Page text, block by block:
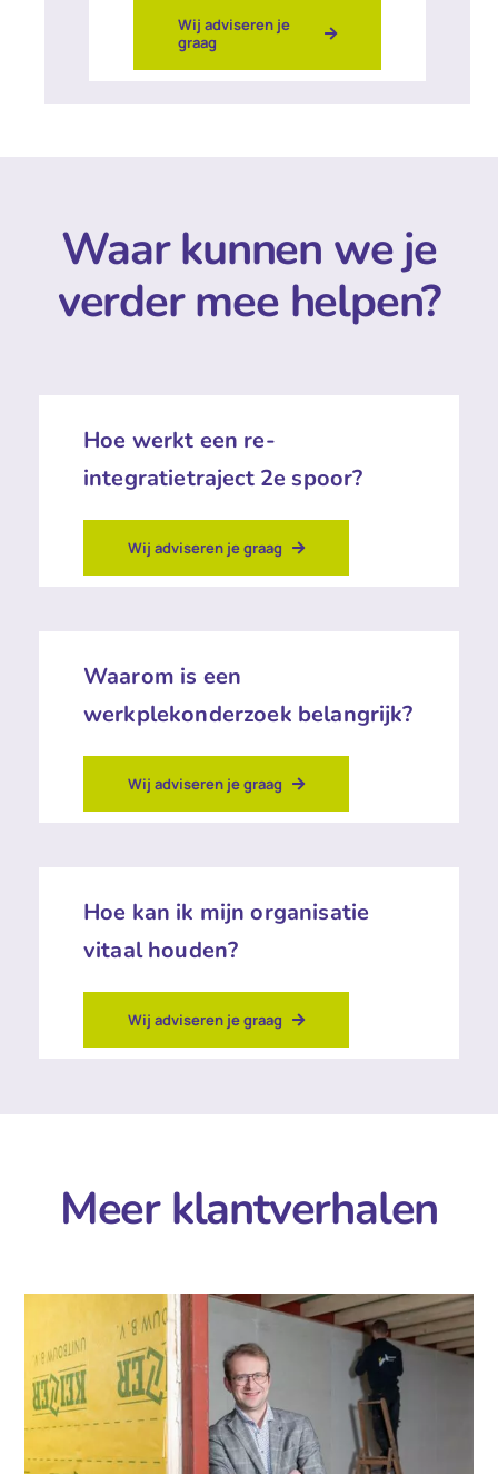
Wij adviseren je
graag
Waar kunnen we je
verder mee helpen?
Hoe werkt een re-
integratietraject 2e spoor?
Wij adviseren je graag
Waarom is een
werkplekonderzoek belangrijk?
Wij adviseren je graag
Hoe kan ik mijn organisatie
vitaal houden?
Wij adviseren je graag
Meer klantverhalen